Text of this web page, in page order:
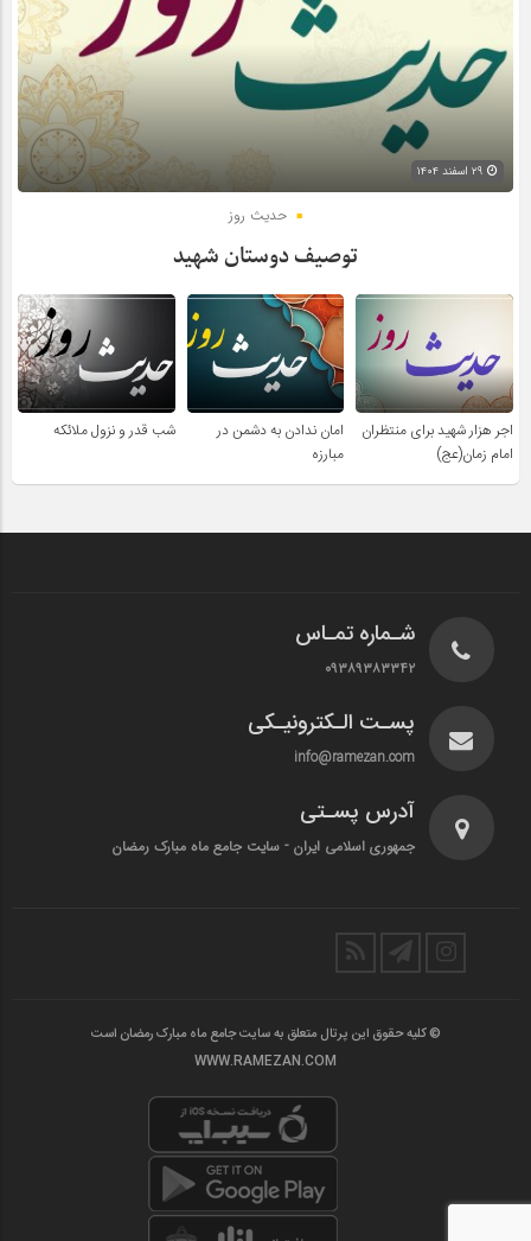
حدیث روز
توصیف دوستان شهید
اجر هزار شهید برای منتظران
امام زمان(عج)
امان ندادن به دشمن در
مبارزه
شب قدر و نزول ملائکه
شـماره تمـاس
۰۹۳۸۹۳۸۳۳۴۲
پسـت الـکترونیـکی
info@ramezan.com
آدرس پسـتی
جمهوری اسلامی ایران - سایت جامع ماه مبارک رمضان
© کلیه حقوق این پرتال متعلق به سایت جامع ماه مبارک رمضان است
WWW.RAMEZAN.COM